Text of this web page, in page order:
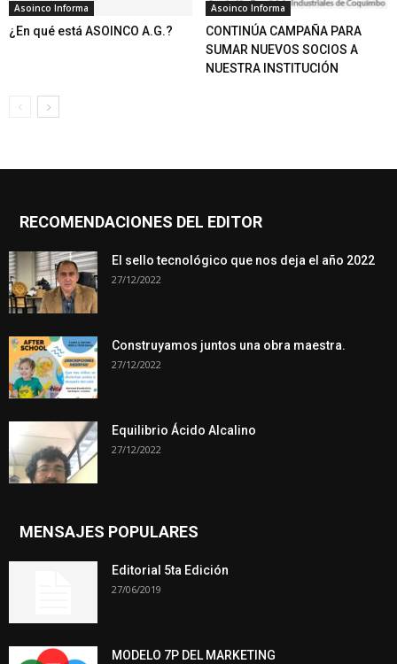
Asoinco Informa
¿En qué está ASOINCO A.G.?
Asoinco Informa
CONTINÚA CAMPAÑA PARA
SUMAR NUEVOS SOCIOS A
NUESTRA INSTITUCIÓN
RECOMENDACIONES DEL EDITOR
El sello tecnológico que nos deja el año 2022
27/12/2022
Construyamos juntos una obra maestra.
27/12/2022
Equilibrio Ácido Alcalino
27/12/2022
MENSAJES POPULARES
Editorial 5ta Edición
27/06/2019
MODELO 7P DEL MARKETING